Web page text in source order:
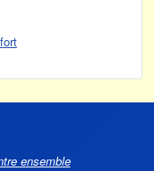
ensemble